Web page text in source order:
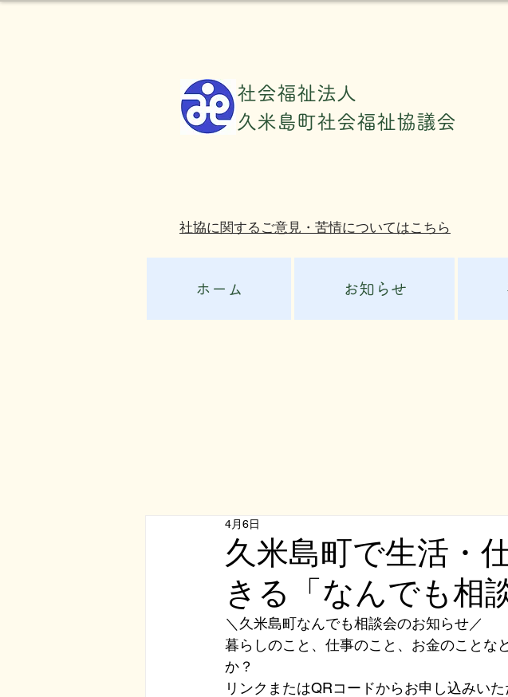
社会福祉法人
​久米島町社会福祉協議会
社協に関するご意見・苦情についてはこちら
ホーム お知らせ
久米島町で生活・
きる「なんでも相
4月6日
＼久米島町なんでも相談会のお知らせ／
暮らしのこと、仕事のこと、お金のことな
か？
リンクまたはQRコードからお申し込みい